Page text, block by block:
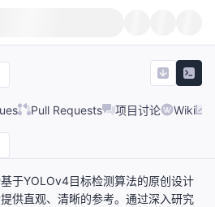
Pull Requests 项目讨论 Wiki
于YOLOv4目标检测算法的原创设计
供直观、清晰的参考。通过深入研究